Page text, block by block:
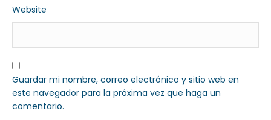
Website
Guardar mi nombre, correo electrónico y sitio web en
este navegador para la próxima vez que haga un
comentario.